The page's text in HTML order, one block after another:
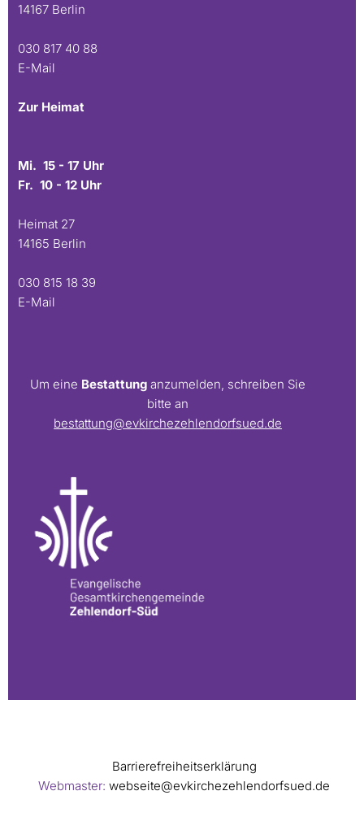
14167 Berlin
030 817 40 88
E-Mail
Zur Heimat
Mi. 15 - 17 Uhr
Fr. 10 - 12 Uhr
Heimat 27
14165 Berlin
030 815 18 39
E-Mail
Um eine Bestattung anzumelden, schreiben Sie
bitte an
bestattung@evkirchezehlendorfsued.de
Barrierefreiheitserklärung
Webmaster: webseite@evkirchezehlendorfsued.de